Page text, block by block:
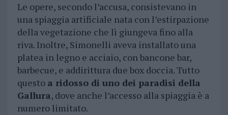
Le opere, secondo l’accusa, consistevano in
una spiaggia artificiale nata con l’estirpazione
della vegetazione che lì giungeva fino alla
riva. Inoltre, Simonelli aveva installato una
platea in legno e acciaio, con bancone bar,
barbecue, e addirittura due box doccia. Tutto
questo a ridosso di uno dei paradisi della
Gallura, dove anche l’accesso alla spiaggia è a
numero limitato.